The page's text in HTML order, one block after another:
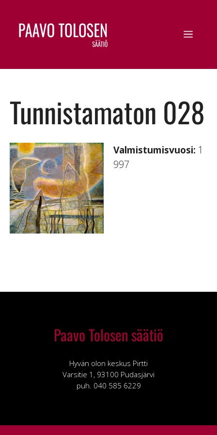
Tunnistamaton 028
Valmistumisvuosi: 1
997
Paavo Tolosen säätiö
Hyvän olon keskus Pirtti
Varsitie 1, 93100 Pudasjärvi
puh. 040 585 6229